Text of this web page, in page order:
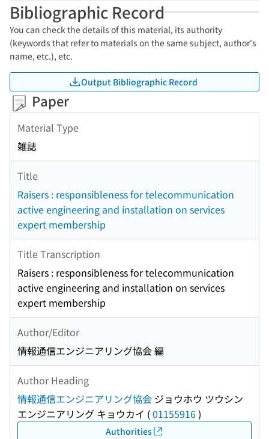
Bibliographic Record
You can check the details of this material, its authority
(keywords that refer to materials on the same subject, author's
name, etc.), etc.
Output Bibliographic Record
Paper
Material Type
雑誌
Title
Raisers : responsibleness for telecommunication
active engineering and installation on services
expert membership
Title Transcription
Raisers : responsibleness for telecommunication
active engineering and installation on services
expert membership
Author/Editor
情報通信エンジニアリング協会 編
Author Heading
情報通信エンジニアリング協会 ジョウホウ ツウシン
エンジニアリング キョウカイ (01155916)
Authorities